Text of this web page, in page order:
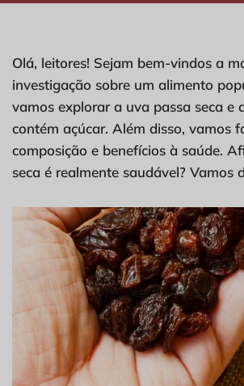
Olá, leitores! Sejam bem-vindos a
investigação sobre um alimento
vamos explorar a uva passa seca e
contém açúcar. Além disso, vamos
composição e benefícios à saúde.
seca é realmente saudável? Vamos